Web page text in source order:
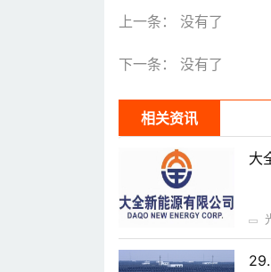
上一条： 没有了
下一条： 没有了
相关资讯
大